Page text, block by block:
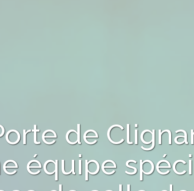
de
équipe